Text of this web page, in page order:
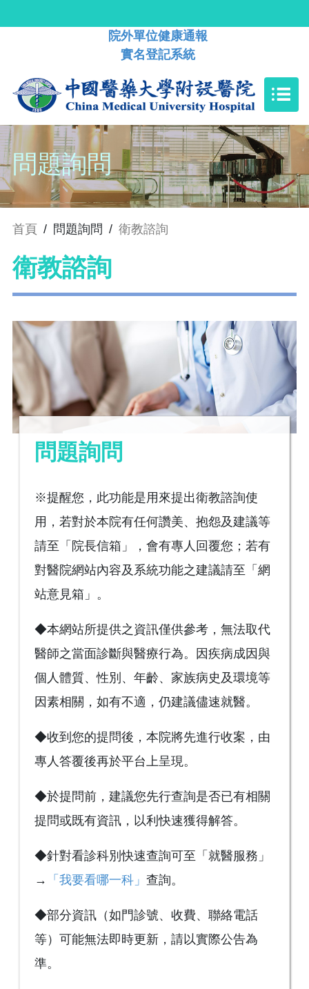
院外單位健康通報
實名登記系統
問題詢問
首頁 / 問題詢問 / 衛教諮詢
衛教諮詢
問題詢問
※提醒您，此功能是用來提出衛教諮詢使
用，若對於本院有任何讚美、抱怨及建議等
請至「院長信箱」，會有專人回覆您；若有
對醫院網站內容及系統功能之建議請至「網
站意見箱」。
◆本網站所提供之資訊僅供參考，無法取代
醫師之當面診斷與醫療行為。因疾病成因與
個人體質、性別、年齡、家族病史及環境等
因素相關，如有不適，仍建議儘速就醫。
◆收到您的提問後，本院將先進行收案，由
專人答覆後再於平台上呈現。
◆於提問前，建議您先行查詢是否已有相關
提問或既有資訊，以利快速獲得解答。
◆針對看診科別快速查詢可至「就醫服務」
→
「我要看哪一科」 查詢。
◆部分資訊（如門診號、收費、聯絡電話
等）可能無法即時更新，請以實際公告為
準。